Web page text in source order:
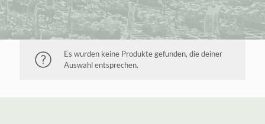
Es wurden keine Produkte gefunden, die deiner
Auswahl entsprechen.